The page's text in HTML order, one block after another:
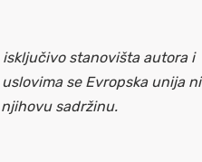
stanovišta autora i
se Evropska unija ni
sadržinu.